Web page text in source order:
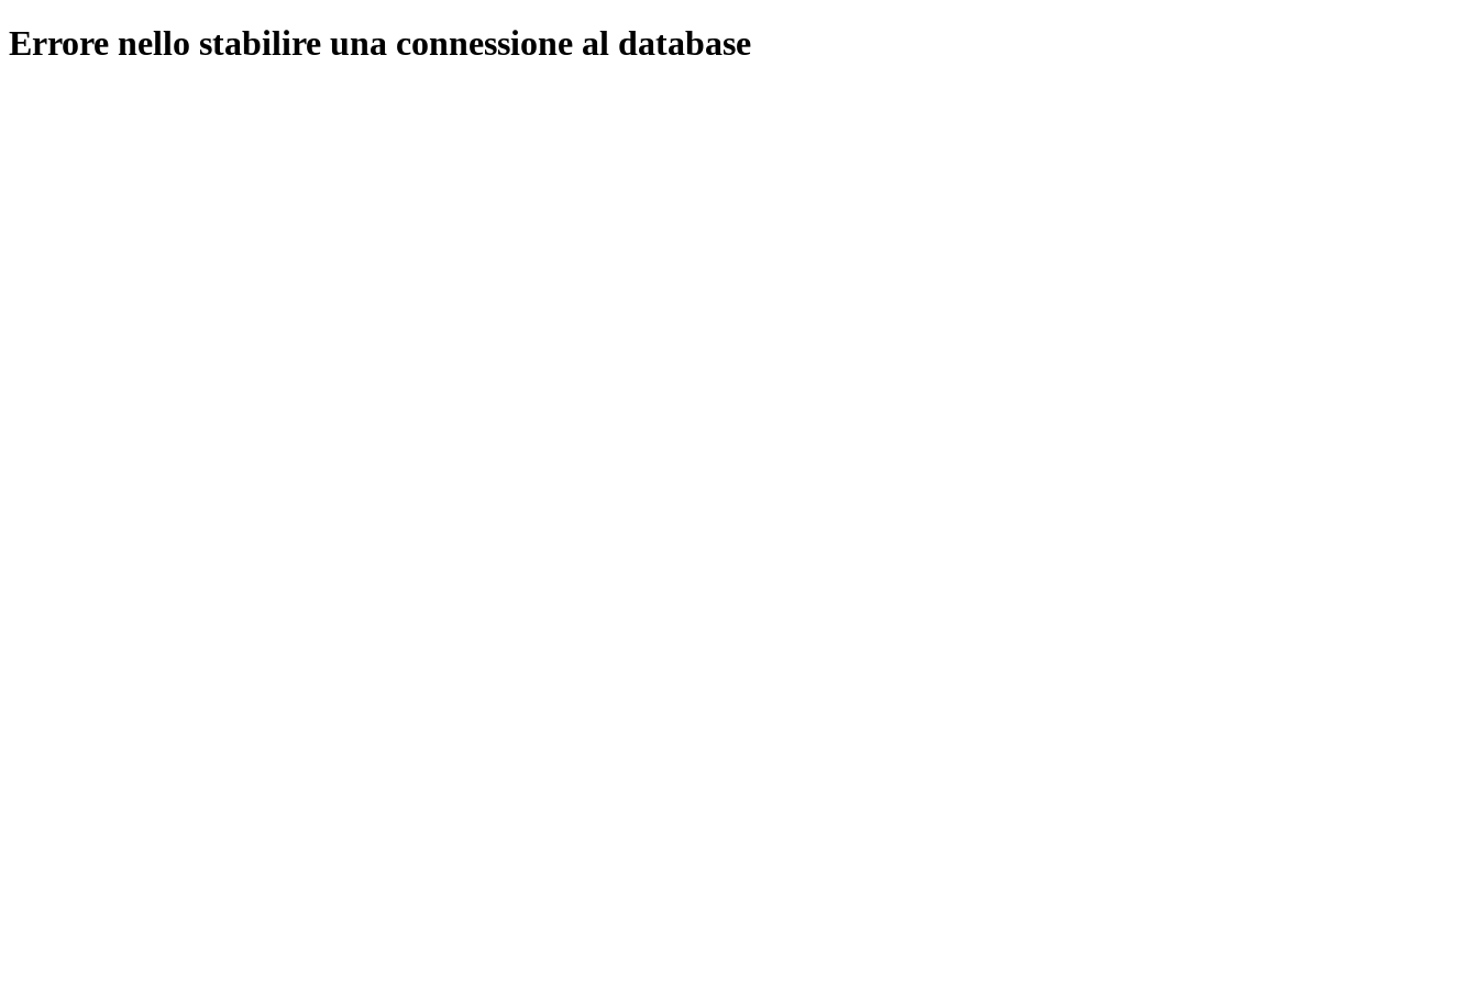
Errore nello stabilire una connessione al database